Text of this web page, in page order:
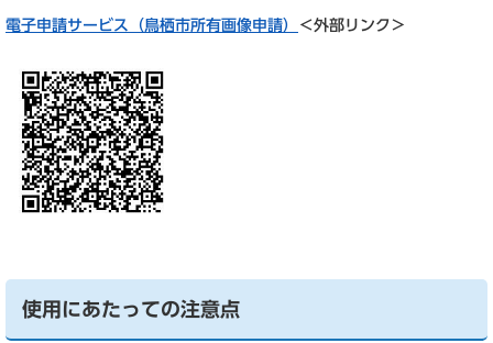
電子申請サービス（鳥栖市所有画像申請） ＜外部リンク＞
使用にあたっての注意点